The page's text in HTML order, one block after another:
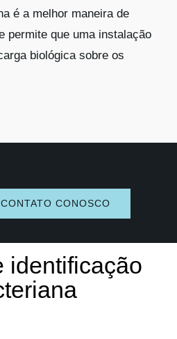
é a melhor maneira de
permite que uma instalação
biológica sobre os
CONOSCO
identificação